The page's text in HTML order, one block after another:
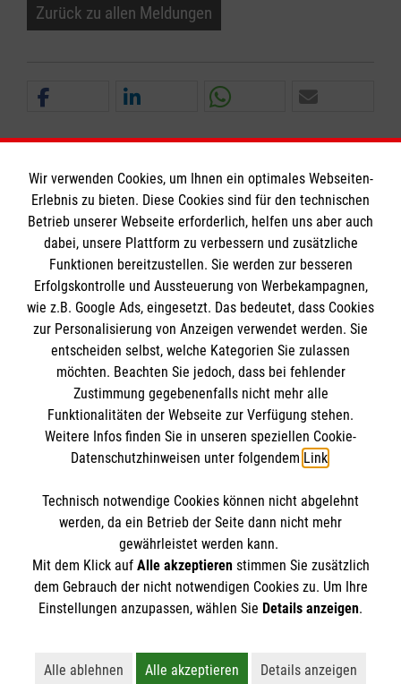
Zurück zu allen Meldungen
Informationen
Impressum
Datenschutz
Barrierefreiheit
Kontakt
Die Malteser
Malteser in Deutschland
Malteserorden
Sharepoint
Spendenkonto
Pax-Bank für Kirche und Caritas eG
IBAN: DE44 3706 0193 4001 1550 46
BIC / S.W.I.F.T: GENODED1PAX
So finden Sie uns
Königstuhlstraße 17
55296 Lörzweiler
Email:info@malteser-loerzweiler.org
Der Malteser Hilfsdienst e.V. ist als eingetragene
Gewerbesteuer befreit.
Wir verwenden Cookies, um Ihnen ein optimales Webseiten-
Erlebnis zu bieten. Diese Cookies sind für den technischen
Betrieb unserer Webseite erforderlich, helfen uns aber auch
dabei, unsere Plattform zu verbessern und zusätzliche
Funktionen bereitzustellen. Sie werden zur besseren
Erfolgskontrolle und Aussteuerung von Werbekampagnen,
wie z.B. Google Ads, eingesetzt. Das bedeutet, dass Cookies
zur Personalisierung von Anzeigen verwendet werden. Sie
entscheiden selbst, welche Kategorien Sie zulassen
möchten. Beachten Sie jedoch, dass bei fehlender
Zustimmung gegebenenfalls nicht mehr alle
Funktionalitäten der Webseite zur Verfügung stehen.
Weitere Infos finden Sie in unseren speziellen Cookie-
Datenschutzhinweisen unter folgendem Link.
Technisch notwendige Cookies können nicht abgelehnt
werden, da ein Betrieb der Seite dann nicht mehr
gewährleistet werden kann.
Mit dem Klick auf Alle akzeptierenstimmen Sie zusätzlich
dem Gebrauch der nicht notwendigen Cookies zu. Um Ihre
Einstellungen anzupassen, wählen Sie Details anzeigen.
Alle ablehnen
Alle akzeptieren
Details anzeigen